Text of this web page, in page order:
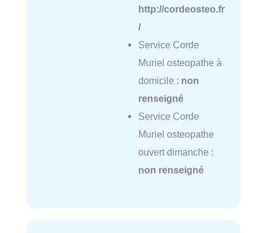
http://cordeosteo.fr
/
Service Corde
Muriel osteopathe à
domicile : non
renseigné
Service Corde
Muriel osteopathe
ouvert dimanche :
non renseigné